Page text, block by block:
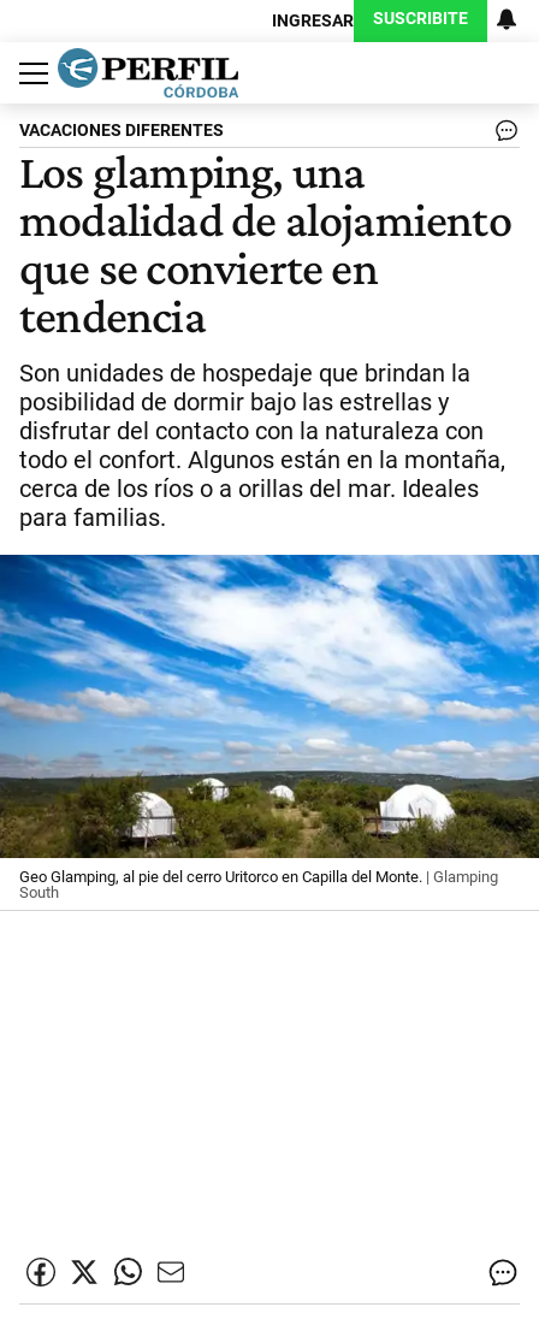
INGRESAR SUSCRIBITE
Política
Economía
Judiciales
Sociedad
Cultura
Espectáculos
Deportes
Protagonistas
VACACIONES DIFERENTES
Los glamping, una
modalidad de alojamiento
que se convierte en
tendencia
Son unidades de hospedaje que brindan la
posibilidad de dormir bajo las estrellas y
disfrutar del contacto con la naturaleza con
todo el confort. Algunos están en la montaña,
cerca de los ríos o a orillas del mar. Ideales
para familias.
Geo Glamping, al pie del cerro Uritorco en Capilla del Monte. | Glamping
South